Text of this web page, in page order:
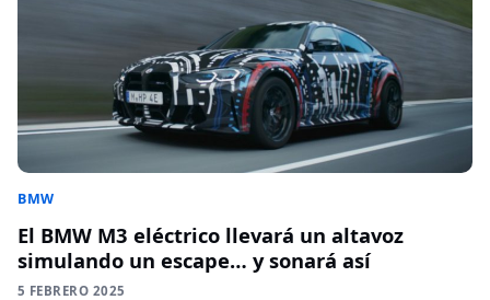
BMW
El BMW M3 eléctrico llevará un altavoz
simulando un escape… y sonará así
5 FEBRERO 2025